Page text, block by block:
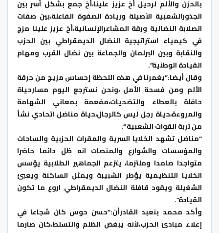
بالحزن والألم لرحيل أخ عزيز علينا،أخ جمع بشكل آسر بين
الجذورالشعبية الأصيلة وريادة الصفوة الفاعلة،بين صفات
الصلابة النضالية ورقة المشاعرالإنسانية،أخ عزيز علينا مزج
في كيمياء استراتيجية النضال الديمقراطي بين الحزب
والنقابة وبين البرلمان والجماعة بين نضال القرب ومهام
القيادة الوطنية”.
وقال أيضا:”يغمرنا في هذه اللحظة إحساس مزيج من حرقة
الألم ومن فسحة الأمل ،ونحن نسترجع اليوم مسارحياة
حافلة بالعطاء والتضحيات،مفعمة بمعاني الشهامة
والمروءة،حياة رجل ليس كالرجال،حياة مناضل اتحادي نشأ
من تربة القوات الشعبية “.
“مناضل تشهد الخلايا السرية والمقرات الحزبية والساحات
والمؤسسات والشوارع والمنصات انه ظل دائما حاضرا
متواجدا صامدا وملتزما، يتزعم الجماهير الطلابية يؤسس
الخلايا التنظيمية يؤطر الشبيبة ويمثل الساكنة ويعبئ
الشغيلة ويقود قافلة النضال الديمقراطي اروع ما تكون
القيادة”.
وأكد محمد بنعبد القادرأن:”حسن حوس كان شجاعا في
إعلاء مبادئ الحزب،لأنه يبغض الظلم والتسلط،كان صارما